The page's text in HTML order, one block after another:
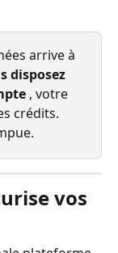
arrive à
disposez
, votre
crédits.
vos